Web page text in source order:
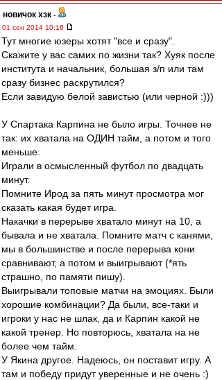
новичок хзк -
01 сен 2014 10:16
Тут многие юзеры хотят "все и сразу".
Скажите у вас самих по жизни так? Хуяк после
института и начальник, большая з/п или там
сразу бизнес раскрутился?
Если завидую белой завистью (или черной :)))
У Спартака Карпина не было игры. Точнее не
так: их хватала на ОДИН тайм, а потом и того
меньше.
Играли в осмысленный футбол по двадцать
минут.
Помните Ирод за пять минут просмотра мог
сказать какая будет игра.
Накачки в перерыве хватало минут на 10, а
бывала и не хватала. Помните матч с канями,
мы в большинстве и после перерыва кони
сравнивают, а потом и выигрывают (*ять
страшно, по памяти пишу).
Выигрывали топовые матчи на эмоциях. Были
хорошие комбинации? Да были, все-таки и
игроки у нас не шлак, да и Карпин какой не
какой тренер. Но повторюсь, хватала на не
более чем тайм.
У Якина другое. Надеюсь, он поставит игру. А
там и победу придут уверенные и не очень :)